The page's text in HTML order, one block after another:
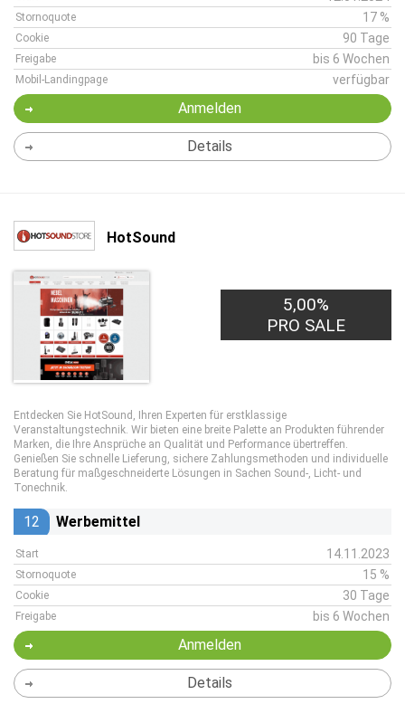
Stornoquote 17 %
Cookie 90 Tage
Freigabe bis 6 Wochen
Mobil-Landingpage verfügbar
Anmelden
Details
HotSound
5,00%
PRO SALE
Entdecken Sie HotSound, Ihren Experten für erstklassige
Veranstaltungstechnik. Wir bieten eine breite Palette an Produkten führender
Marken, die Ihre Ansprüche an Qualität und Performance übertreffen.
Genießen Sie schnelle Lieferung, sichere Zahlungsmethoden und individuelle
Beratung für maßgeschneiderte Lösungen in Sachen Sound-, Licht- und
Tonechnik.
12 Werbemittel
Start 14.11.2023
Stornoquote 15 %
Cookie 30 Tage
Freigabe bis 6 Wochen
Anmelden
Details